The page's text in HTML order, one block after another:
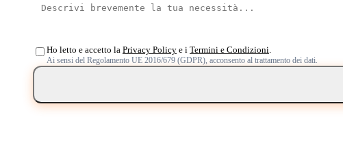
Ho letto e accetto la Privacy Policy e i Termini e Condizioni
Ai sensi del Regolamento UE 2016/679 (GDPR), acconsento al trattamento dei dati.